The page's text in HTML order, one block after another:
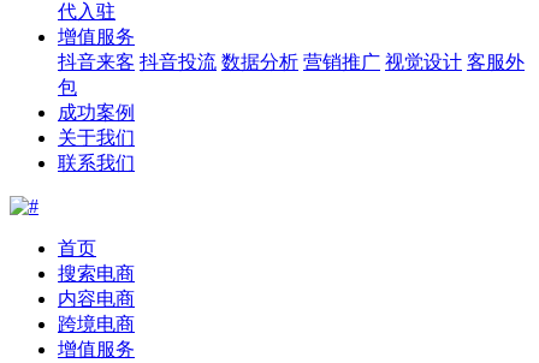
代入驻
增值服务
抖音来客 抖音投流 数据分析 营销推广 视觉设计 客服外
包
成功案例
关于我们
联系我们
首页
搜索电商
内容电商
跨境电商
增值服务